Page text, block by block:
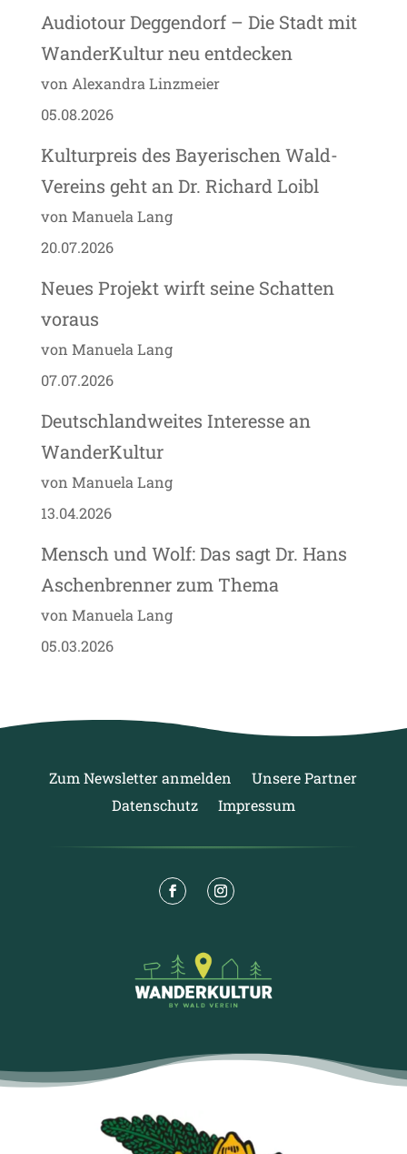
Audiotour Deggendorf – Die Stadt mit
WanderKultur neu entdecken
von Alexandra Linzmeier
05.08.2026
Kulturpreis des Bayerischen Wald-
Vereins geht an Dr. Richard Loibl
von Manuela Lang
20.07.2026
Neues Projekt wirft seine Schatten
voraus
von Manuela Lang
07.07.2026
Deutschlandweites Interesse an
WanderKultur
von Manuela Lang
13.04.2026
Mensch und Wolf: Das sagt Dr. Hans
Aschenbrenner zum Thema
von Manuela Lang
05.03.2026
Zum Newsletter anmelden
Unsere Partner
Datenschutz
Impressum